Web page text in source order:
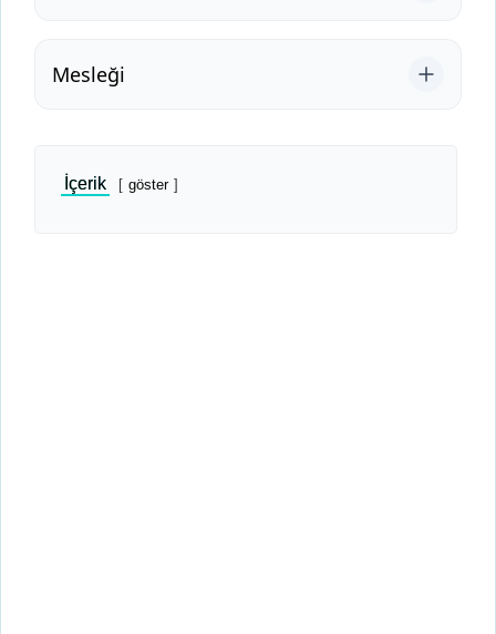
Mesleği
İçerik göster